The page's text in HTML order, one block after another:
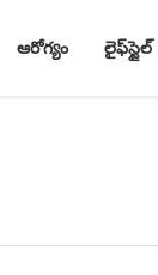
ఆరోగ్యం లైఫ్‌స్టైల్